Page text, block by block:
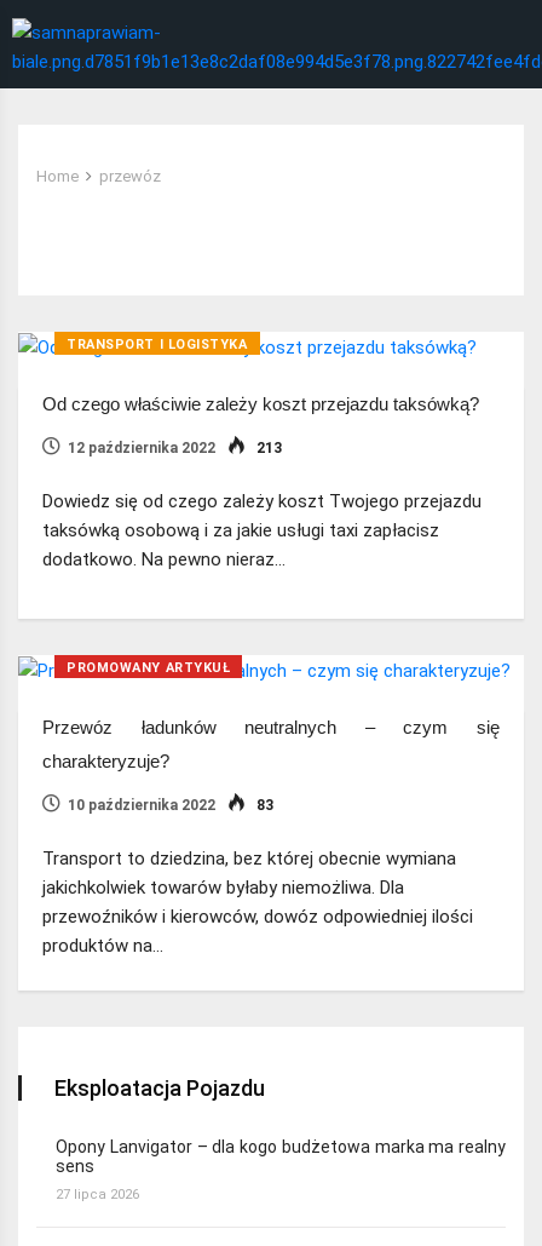
Home przewóz
TRANSPORT I LOGISTYKA
Od czego właściwie zależy koszt przejazdu taksówką?
12 października 2022 213
Dowiedz się od czego zależy koszt Twojego przejazdu
taksówką osobową i za jakie usługi taxi zapłacisz
dodatkowo. Na pewno nieraz…
PROMOWANY ARTYKUŁ
Przewóz ładunków neutralnych – czym się
charakteryzuje?
10 października 2022 83
Transport to dziedzina, bez której obecnie wymiana
jakichkolwiek towarów byłaby niemożliwa. Dla
przewoźników i kierowców, dowóz odpowiedniej ilości
produktów na…
Eksploatacja Pojazdu
Opony Lanvigator – dla kogo budżetowa marka ma realny
sens
27 lipca 2026